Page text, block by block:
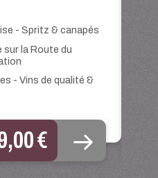
- Spritz & canapés
la Route du
- Vins de qualité &
€